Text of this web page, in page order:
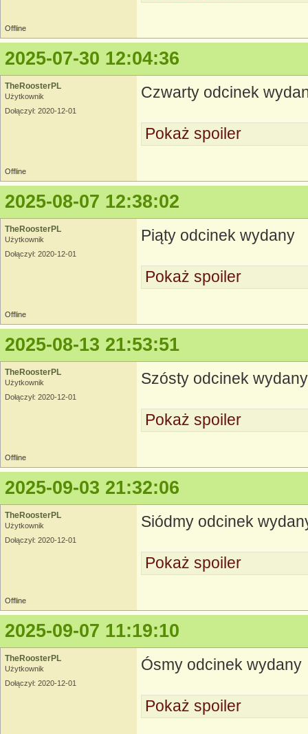
Offline
2025-07-30 12:04:36
TheRoosterPL
Użytkownik
Dołączył: 2020-12-01
Czwarty odcinek
Pokaż spoiler
Offline
2025-08-07 12:38:02
TheRoosterPL
Użytkownik
Dołączył: 2020-12-01
Piąty odcinek wydany
Pokaż spoiler
Offline
2025-08-13 21:53:51
TheRoosterPL
Użytkownik
Dołączył: 2020-12-01
Szósty odcinek wydany
Pokaż spoiler
Offline
2025-09-03 21:32:06
TheRoosterPL
Użytkownik
Dołączył: 2020-12-01
Siódmy odcinek
Pokaż spoiler
Offline
2025-09-07 11:19:10
TheRoosterPL
Użytkownik
Dołączył: 2020-12-01
Ósmy odcinek wydany
Pokaż spoiler